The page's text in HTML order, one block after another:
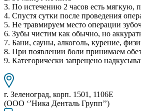
3. По истечению 2 часов есть мягкую,
4. Спустя сутки после проведения
5. Не травмируем место операции
6. Зубы чистим как обычно, но
7. Бани, сауны, алкоголь, курение,
8. При появлении боли принимаем
9. Категорически запрещено
г. Зеленоград, корп. 1501, 1106E
(ООО ‘’Ника Денталь Групп’’)